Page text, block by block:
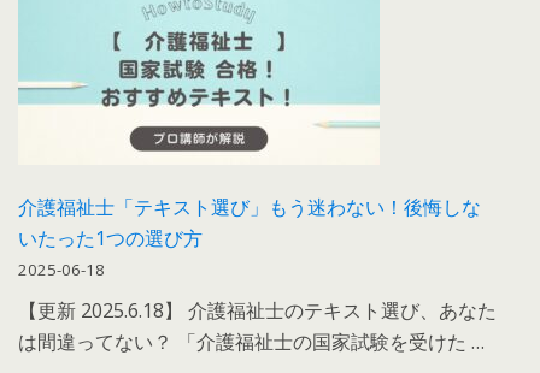
介護福祉士「テキスト選び」もう迷わない！後悔しな
いたった1つの選び方
2025-06-18
【更新 2025.6.18】 介護福祉士のテキスト選び、あなた
は間違ってない？ 「介護福祉士の国家試験を受けた …